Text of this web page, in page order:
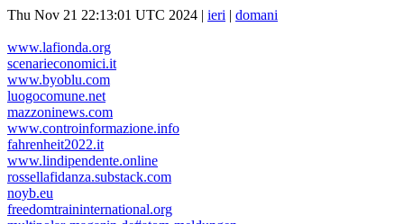
Thu Nov 21 22:13:01 UTC 2024 | ieri | domani
www.lafionda.org
scenarieconomici.it
www.byoblu.com
luogocomune.net
mazzoninews.com
www.controinformazione.info
fahrenheit2022.it
www.lindipendente.online
rossellafidanza.substack.com
noyb.eu
freedomtraininternational.org